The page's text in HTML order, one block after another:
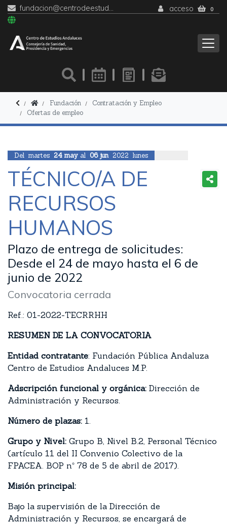
fundacion@centrodeestudiosandaluces.es acceso 0
Fundación
Contratación y Empleo
Ofertas de empleo
Del martes 24 may al 06 jun 2022 lunes
TÉCNICO/A DE
RECURSOS
HUMANOS
Plazo de entrega de solicitudes:
Desde el 24 de mayo hasta el 6 de
junio de 2022
Convocatoria cerrada
Ref.: 01-2022-TECRRHH
RESUMEN DE LA CONVOCATORIA
Entidad contratante: Fundación Pública Andaluza
Centro de Estudios Andaluces M.P.
Adscripción funcional y orgánica: Dirección de
Administración y Recursos.
Número de plazas: 1.
Grupo y Nivel: Grupo B, Nivel B.2, Personal Técnico
(artículo 11 del II Convenio Colectivo de la
FPACEA. BOP nº 78 de 5 de abril de 2017).
Misión principal:
Bajo la supervisión de la Dirección de
Administración y Recursos, se encargará de